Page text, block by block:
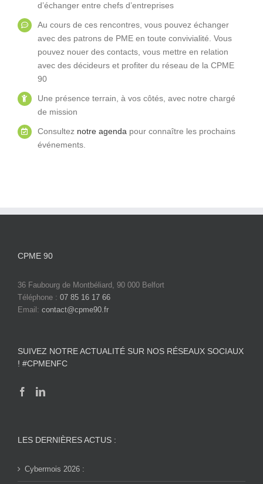
d’échanger entre chefs d’entreprises
Au cours de ces rencontres, vous pouvez échanger
avec des patrons de PME en toute convivialité. Vous
pouvez nouer des contacts, vous mettre en relation
avec des décideurs et profiter du réseau de la CPME
90
Une présence terrain, à vos côtés, avec notre chargé
de mission
Consultez notre agenda pour connaître les prochains
événements.
CPME 90
36 Faubourg de Montbéliard, 90 000 Belfort
Téléphone : 07 85 16 17 66
Email: contact@cpme90.fr
SUIVEZ NOTRE ACTUALITÉ SUR NOS RÉSEAUX SOCIAUX
! #CPMENFC
LES DERNIÈRES ACTUS :
Cybermois 2026 :